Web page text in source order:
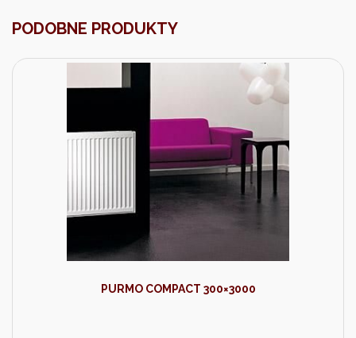
PODOBNE PRODUKTY
PURMO COMPACT 300×3000